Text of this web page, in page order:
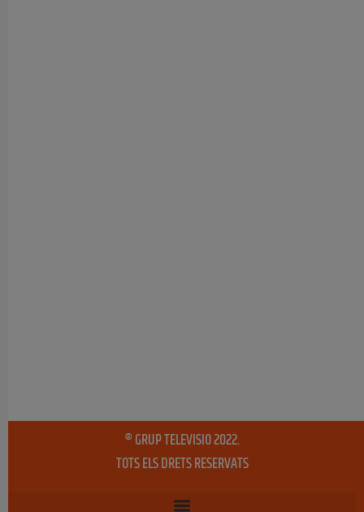
® GRUP TELEVISIO 2022.
TOTS ELS DRETS RESERVATS